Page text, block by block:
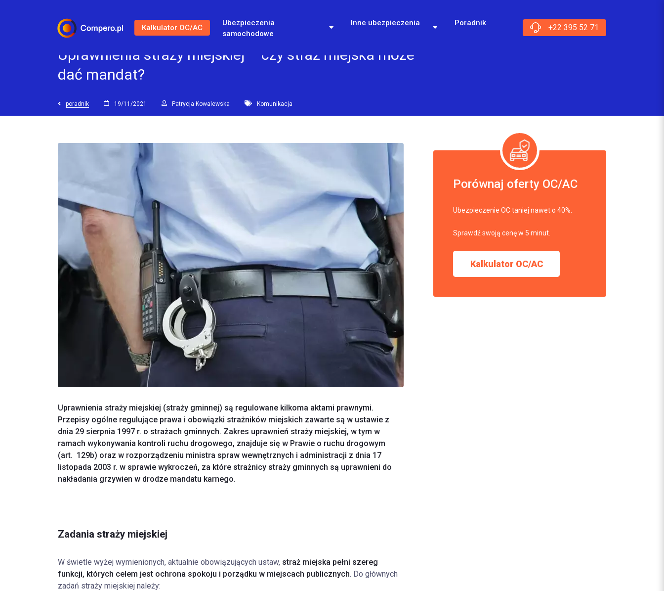
Kalkulator OC/AC
Ubezpieczenia
samochodowe
Inne ubezpieczenia Poradnik +22 395 52 71
Uprawnienia straży miejskiej – czy straż miejska może
dać mandat?
poradnik 19/11/2021 Patrycja Kowalewska Komunikacja
Uprawnienia straży miejskiej (straży gminnej) są regulowane kilkoma aktami prawnymi.
Przepisy ogólne regulujące prawa i obowiązki strażników miejskich zawarte są w ustawie z
dnia 29 sierpnia 1997 r. o strażach gminnych. Zakres uprawnień straży miejskiej, w tym w
ramach wykonywania kontroli ruchu drogowego, znajduje się w Prawie o ruchu drogowym
(art. 129b) oraz w rozporządzeniu ministra spraw wewnętrznych i administracji z dnia 17
listopada 2003 r. w sprawie wykroczeń, za które strażnicy straży gminnych są uprawnieni do
nakładania grzywien w drodze mandatu karnego.
Zadania straży miejskiej
W świetle wyżej wymienionych, aktualnie obowiązujących ustaw, straż miejska pełni szereg
funkcji, których celem jest ochrona spokoju i porządku w miejscach publicznych. Do głównych
zadań straży miejskiej należy:
Porównaj oferty OC/AC
Ubezpieczenie OC taniej nawet o 40%.
Sprawdź swoją cenę w 5 minut.
Kalkulator OC/AC